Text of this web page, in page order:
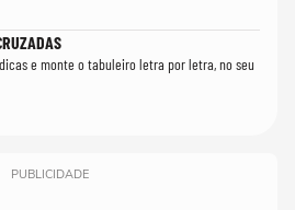
e monte o tabuleiro letra por letra, no seu
PUBLICIDADE